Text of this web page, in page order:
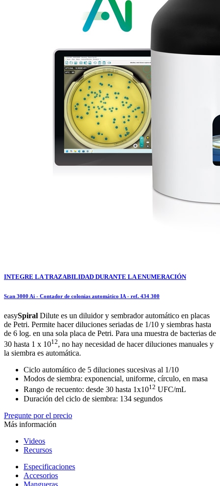
INTEGRE LA TRAZABILIDAD DURANTE LA ENUMERACIÓN
Scan 3000 Ai - Contador de colonias automático IA - ref. 434 300
easySpiral Dilute es un diluidor y sembrador automático en placas
de Petri. Permite hacer diluciones seriadas de 1/10 y siembras hasta
de 6 log. en una sola placa de Petri. Para una muestra de bacterias de
30 hasta 1 x 1012, no hay necesidad de hacer diluciones manuales y
la siembra es automática.
Ciclo automático de 5 diluciones sucesivas al 1/10
Modos de siembra: exponencial, uniforme, círculo, en masa
Rango de recuento: desde 30 hasta 1x1012 UFC/mL
Duración del ciclo de siembra: 134 segundos
Pregunte por el precio
Más información
Videos
Recursos
Especificaciones
Accesorios
Mangueras